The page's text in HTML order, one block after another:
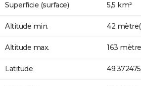
Superficie (surface) 5,5 km²
Altitude min. 42
Altitude max. 163
Latitude 49.372475